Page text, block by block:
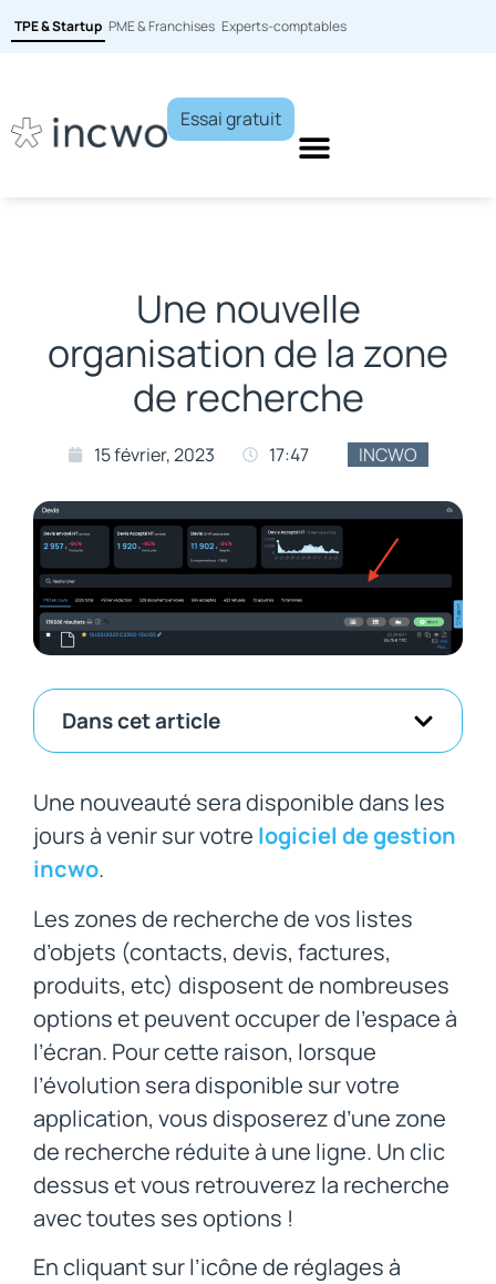
TPE & Startup PME & Franchises Experts-comptables
Essai gratuit
Une nouvelle
organisation de la zone
de recherche
15 février, 2023 17:47 INCWO
Dans cet article
Une nouveauté sera disponible dans les
jours à venir sur votre logiciel de gestion
incwo.
Les zones de recherche de vos listes
d’objets (contacts, devis, factures,
produits, etc) disposent de nombreuses
options et peuvent occuper de l’espace à
l’écran. Pour cette raison, lorsque
l’évolution sera disponible sur votre
application, vous disposerez d’une zone
de recherche réduite à une ligne. Un clic
dessus et vous retrouverez la recherche
avec toutes ses options !
En cliquant sur l’icône de réglages à